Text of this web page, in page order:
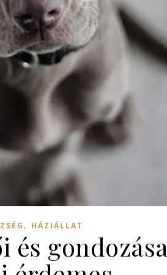
, HÁZIÁLLAT